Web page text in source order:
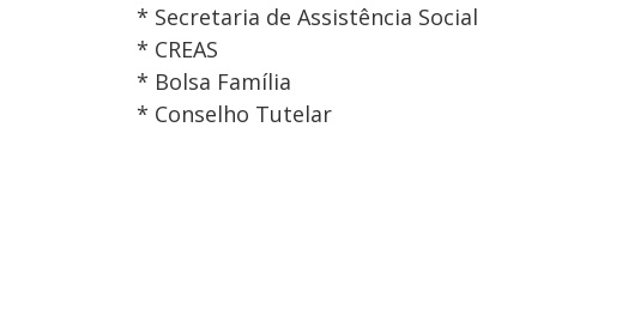
* Secretaria de Assistência Social
* CREAS
* Bolsa Família
* Conselho Tutelar